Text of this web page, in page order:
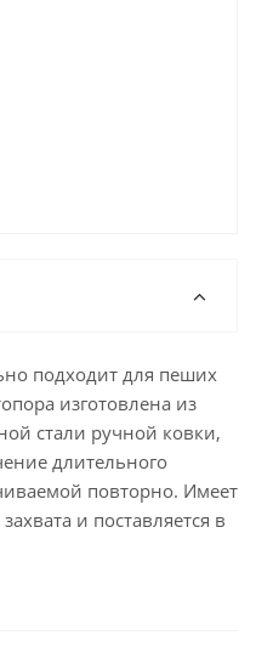
подходит для пеших
изготовлена из
стали ручной ковки,
длительного
повторно. Имеет
и поставляется в